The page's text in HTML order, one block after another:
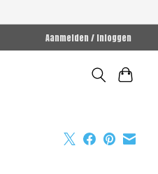
Aanmelden / Inloggen